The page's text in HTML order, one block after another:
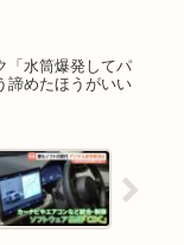
「水筒爆発してパ
諦めたほうがいい